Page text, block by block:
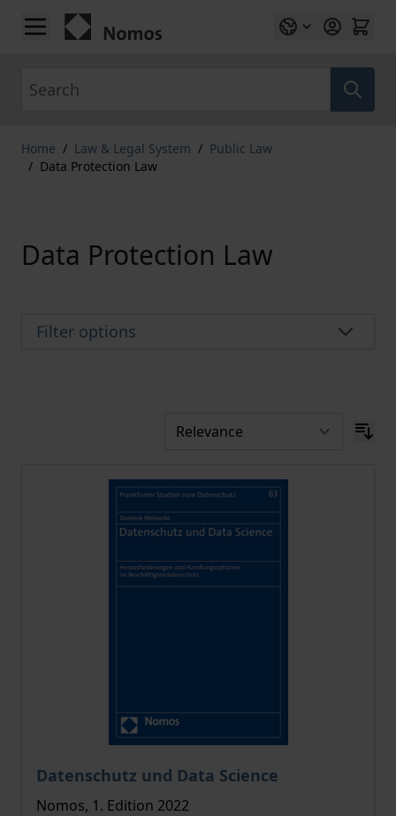
Skip to Content
Home / Law & Legal System / Public Law
/ Data Protection Law
Data Protection Law
Filter options
Datenschutz und Data Science
The price depends on the options chosen on the
Nomos, 1. Edition 2022